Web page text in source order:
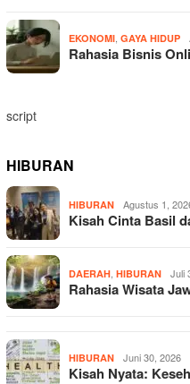
EKONOMI GAYA HIDUP
Rahasia Bisnis
script
HIBURAN
HIBURAN Agustus 1,
Kisah Cinta Basil
DAERAH HIBURAN Juli
Rahasia Wisata
HIBURAN Juni 30, 2026
Kisah Nyata: